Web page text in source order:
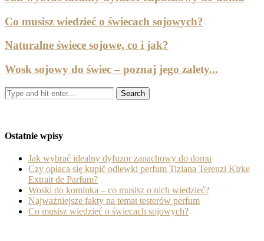
Co musisz wiedzieć o świecach sojowych?
Naturalne świece sojowe, co i jak?
Wosk sojowy do świec – poznaj jego zalety...
Ostatnie wpisy
Jak wybrać idealny dyfuzor zapachowy do domu
Czy opłaca się kupić odlewki perfum Tiziana Terenzi Kirke
Extrait de Parfum?
Woski do kominka – co musisz o nich wiedzieć?
Najważniejsze fakty na temat testerów perfum
Co musisz wiedzieć o świecach sojowych?